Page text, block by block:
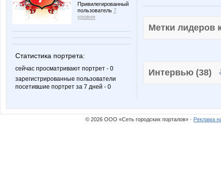
Привилегированный
пользователь 7
уровня
Статистика портрета:
сейчас просматривают портрет - 0
зарегистрированные пользователи
посетившие портрет за 7 дней - 0
Метки
Интервью (38)
© 2026 ООО «Сеть городских порталов» · Реклама